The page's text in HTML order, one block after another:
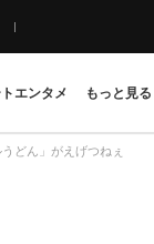
エンタメ もっと見る
どん」がえげつねぇ